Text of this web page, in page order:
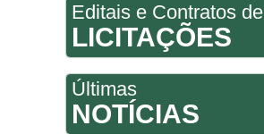
Editais e Contratos de
LICITAÇÕES
Últimas
NOTÍCIAS